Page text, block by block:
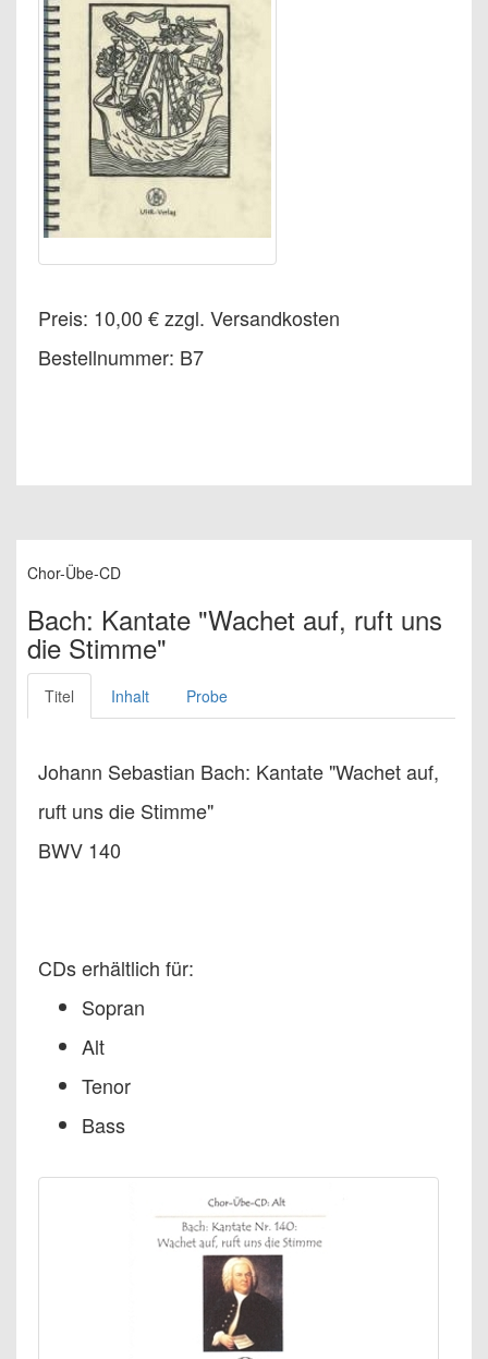
Preis: 10,00 € zzgl. Versandkosten
Bestellnummer: B7
Chor-Übe-CD
Bach: Kantate "Wachet auf, ruft uns
die Stimme"
Titel Inhalt Probe
Johann Sebastian Bach: Kantate "Wachet auf,
ruft uns die Stimme"
BWV 140
CDs erhältlich für:
Sopran
Alt
Tenor
Bass